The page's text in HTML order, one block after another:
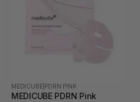
MEDICUBE PDRN PINK
MEDICUBE PDRN Pink